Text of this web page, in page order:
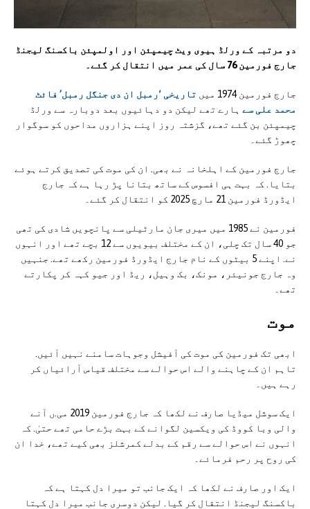
دو مرتبہ کے ورلڈ ہیوی ویٹ چیمپئن اور اولمپئن باکسنگ لیجنڈ
جارج فورمین 76 سال کی عمر میں انتقال کر گئے۔
جارج فورمین 1974 میں
تاریخی ‘رمبل ان دی جنگل رمبل’ فائٹ
محمد علی سے ہارے تھے لیکن دو دہائیوں بعد دوبارہ سے ورلڈ
چیمپئن بن گئے تھے، گزشتہ روز اپنے ہزاروں مداحوں کو سوگوار
چھوڑ گئے۔
جارج فورمین کے اہلخانہ نے بھی. ان کی موت کی تصدیق کرتے ہوئے
بتایا. کہ بہت ہی افسوس کے ساتھ بتانا پڑ رہا ہے کہ جارج
ایڈورڈ فورمین 21 مارچ 2025 کو انتقال کر گئے۔
فورمین نے 1985 میں میری جان مارٹیلی سے پانچویں شادی کی تھی
جو 40 سال تک چلی، ان کے مختلف بیویوں سے 12 بچے تھے اور انہوں
نے. اپنے 5 بیٹوں کے نام جارج ایڈورڈ فورمین رکھے تھے. جنہیں
وہ جارج جونیئر، مونک، بک وہیل، ریڈ اور جیو کہہ کر پکارتے
تھے۔
موت
ابھی تک فورمین کی موت کی آفیشل وجوہات سامنے نہیں آئیں.
تاہم ان کے چاہنے والے اس حوالے سے مختلف قیاس آرائیاں کر
رہے ہیں۔
ایک سوشل میڈیا صارف نے لکھا کہ جارج فورمین 2019 می.ں آنے
والی وبا کووڈ کی ویکسین لگوانے کے بہت بڑے حامی تھے حتیٰ. کہ
انہوں نے اس حوالے سے رقم کے بدلے کمرشلز بھی کیے تھے، خدا ان
کی روح پر رحم فرمائے۔
ایک اور صارف نے لکھا کہ ایک جانب تو میرا دل کہتا ہے کہ
باکسنگ لیجنڈ انتقال کر گیا. لیکن دوسری جانب میرا دل کہتا